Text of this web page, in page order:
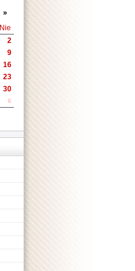
»
Nie
2
9
16
23
30
6